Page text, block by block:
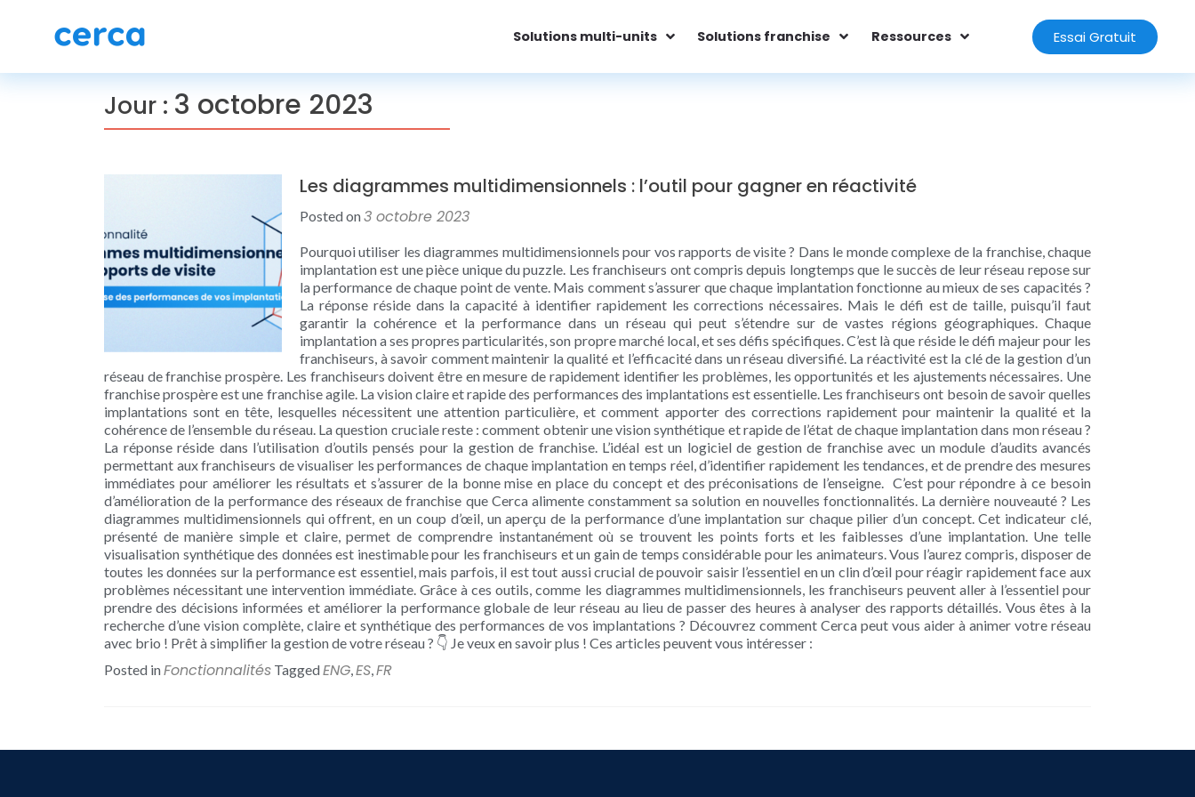
Solutions multi-units Solutions franchise Ressources Essai Gratuit
Jour : 3 octobre 2023
Les diagrammes multidimensionnels : l’outil pour gagner en réactivité
Posted on3 octobre 2023
Pourquoi utiliser les diagrammes multidimensionnels pour vos rapports de visite ? Dans le monde complexe de la franchise, chaque
implantation est une pièce unique du puzzle. Les franchiseurs ont compris depuis longtemps que le succès de leur réseau repose sur
la performance de chaque point de vente. Mais comment s’assurer que chaque implantation fonctionne au mieux de ses capacités ?
La réponse réside dans la capacité à identifier rapidement les corrections nécessaires. Mais le défi est de taille, puisqu’il faut
garantir la cohérence et la performance dans un réseau qui peut s’étendre sur de vastes régions géographiques. Chaque
implantation a ses propres particularités, son propre marché local, et ses défis spécifiques. C’est là que réside le défi majeur pour les
franchiseurs, à savoir comment maintenir la qualité et l’efficacité dans un réseau diversifié. La réactivité est la clé de la gestion d’un
réseau de franchise prospère. Les franchiseurs doivent être en mesure de rapidement identifier les problèmes, les opportunités et les ajustements nécessaires. Une
franchise prospère est une franchise agile. La vision claire et rapide des performances des implantations est essentielle. Les franchiseurs ont besoin de savoir quelles
implantations sont en tête, lesquelles nécessitent une attention particulière, et comment apporter des corrections rapidement pour maintenir la qualité et la
cohérence de l’ensemble du réseau. La question cruciale reste : comment obtenir une vision synthétique et rapide de l’état de chaque implantation dans mon réseau ?
La réponse réside dans l’utilisation d’outils pensés pour la gestion de franchise. L’idéal est un logiciel de gestion de franchise avec un module d’audits avancés
permettant aux franchiseurs de visualiser les performances de chaque implantation en temps réel, d’identifier rapidement les tendances, et de prendre des mesures
immédiates pour améliorer les résultats et s’assurer de la bonne mise en place du concept et des préconisations de l’enseigne. C’est pour répondre à ce besoin
d’amélioration de la performance des réseaux de franchise que Cerca alimente constamment sa solution en nouvelles fonctionnalités. La dernière nouveauté ? Les
diagrammes multidimensionnels qui offrent, en un coup d’œil, un aperçu de la performance d’une implantation sur chaque pilier d’un concept. Cet indicateur clé,
présenté de manière simple et claire, permet de comprendre instantanément où se trouvent les points forts et les faiblesses d’une implantation. Une telle
visualisation synthétique des données est inestimable pour les franchiseurs et un gain de temps considérable pour les animateurs. Vous l’aurez compris, disposer de
toutes les données sur la performance est essentiel, mais parfois, il est tout aussi crucial de pouvoir saisir l’essentiel en un clin d’œil pour réagir rapidement face aux
problèmes nécessitant une intervention immédiate. Grâce à ces outils, comme les diagrammes multidimensionnels, les franchiseurs peuvent aller à l’essentiel pour
prendre des décisions informées et améliorer la performance globale de leur réseau au lieu de passer des heures à analyser des rapports détaillés. Vous êtes à la
recherche d’une vision complète, claire et synthétique des performances de vos implantations ? Découvrez comment Cerca peut vous aider à animer votre réseau
avec brio ! Prêt à simplifier la gestion de votre réseau ? 👇 Je veux en savoir plus ! Ces articles peuvent vous intéresser :
Posted inFonctionnalités TaggedENG,ES,FR